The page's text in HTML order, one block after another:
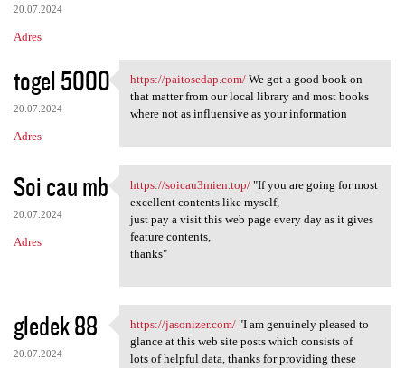
20.07.2024
Adres
togel 5000
20.07.2024
Adres
https://paitosedap.com/ We
https://paitosedap.com/We got a good book on
that matter from our local library and most books
where not as influensive as your information
Soi cau mb
20.07.2024
Adres
https://soicau3mien.top/ "If
https://soicau3mien.top/"If you are going for most
excellent contents like myself,
just pay a visit this web page every day as it gives
feature contents,
thanks"
gledek 88
20.07.2024
https://jasonizer.com/ "I am
https://jasonizer.com/"I am genuinely pleased to
glance at this web site posts which consists of
lots of helpful data, thanks for providing these